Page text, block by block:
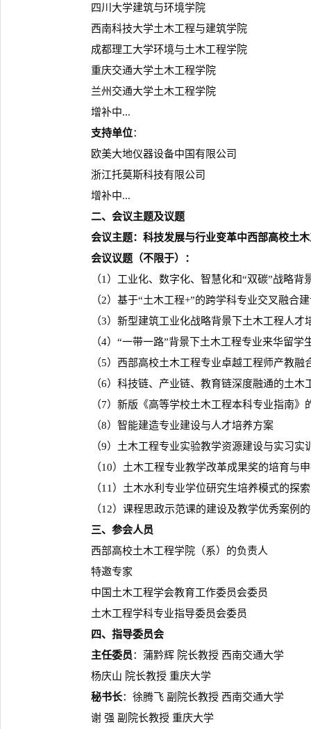
四川大学建筑与环境学院
西南科技大学土木工程与建筑学院
成都理工大学环境与土木工程学院
重庆交通大学土木工程学院
兰州交通大学土木工程学院
增补中...
支持单位：
欧美大地仪器设备中国有限公司
浙江托莫斯科技有限公司
增补中...
二、会议主题及议题
会议主题： 科技发展与行业变革中西部高校土
会议议题（不限于）：
（1）工业化、数字化、智慧化和“双碳”战略背
（2）基于“土木工程+”的跨学科专业交叉融合建
（3）新型建筑工业化战略背景下土木工程人才
（4）“一带一路”背景下土木工程专业来华留学
（5）西部高校土木工程专业卓越工程师产教融
（6）科技链、产业链、教育链深度融通的土木
（7）新版《高等学校土木工程本科专业指南》
（8）智能建造专业建设与人才培养方案
（9）土木工程专业实验教学资源建设与实习实
（10）土木工程专业教学改革成果奖的培育与
（11）土木水利专业学位研究生培养模式的探索
（12）课程思政示范课的建设及教学优秀案例
三、参会人员
西部高校土木工程学院（系）的负责人
特邀专家
中国土木工程学会教育工作委员会委员
土木工程学科专业指导委员会委员
四、指导委员会
主任委员：蒲黔辉 院长教授 西南交通大学
杨庆山 院长教授 重庆大学
秘书长：徐腾飞 副院长教授 西南交通大学
谢 强 副院长教授 重庆大学